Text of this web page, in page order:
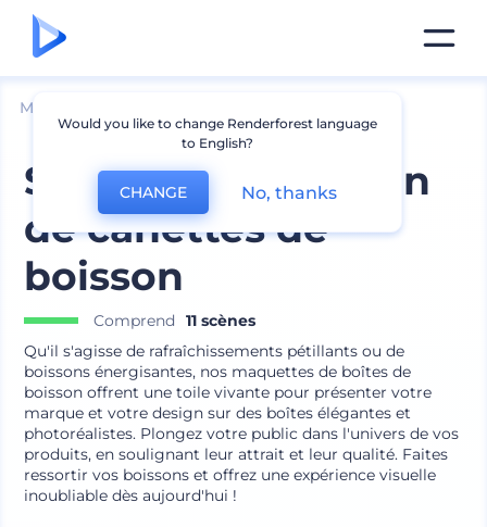
Mockups
Set de présentation
de canettes de
boisson
Comprend
11 scènes
Qu'il s'agisse de rafraîchissements pétillants ou de
boissons énergisantes, nos maquettes de boîtes de
boisson offrent une toile vivante pour présenter votre
marque et votre design sur des boîtes élégantes et
photoréalistes. Plongez votre public dans l'univers de vos
produits, en soulignant leur attrait et leur qualité. Faites
ressortir vos boissons et offrez une expérience visuelle
inoubliable dès aujourd'hui !
Would you like to change Renderforest language
to English?
CHANGE No, thanks